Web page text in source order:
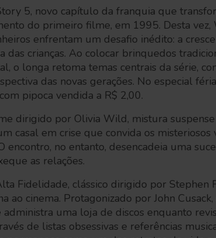
5, novo capítulo da franquia que
do primeiro filme, em 1995. Desta vez,
enfrentam um desafio inédito: a
das crianças. Ao colocar brinquedos
o longa retoma temas centrais da série,
das novas gerações. No especial
pipoca vendida a R$ 2,00.
dirigido por Olivia Wild, mistura
casal em crise que convida os misteriosos
no entanto, desencadeia uma
as relações.
Fidelidade, clássico dirigido por Stephen
ao cinema. Protagonizado por John
uma loja de discos enquanto
de listas obsessivas e referências